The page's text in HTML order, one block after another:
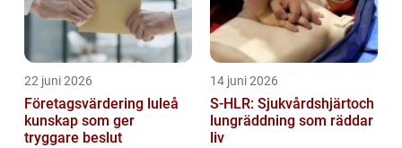
22 juni 2026
Företagsvärdering luleå
kunskap som ger
tryggare beslut
14 juni 2026
S-HLR: Sjukvårdshjärtoch
lungräddning som räddar
liv